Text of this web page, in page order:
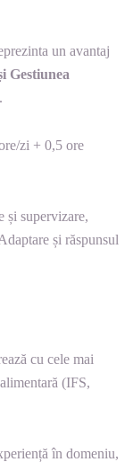
un avantaj
Gestiunea
.
zi + 0,5 ore
și supervizare,
și răspunsul
cu cele mai
(IFS,
în domeniu,